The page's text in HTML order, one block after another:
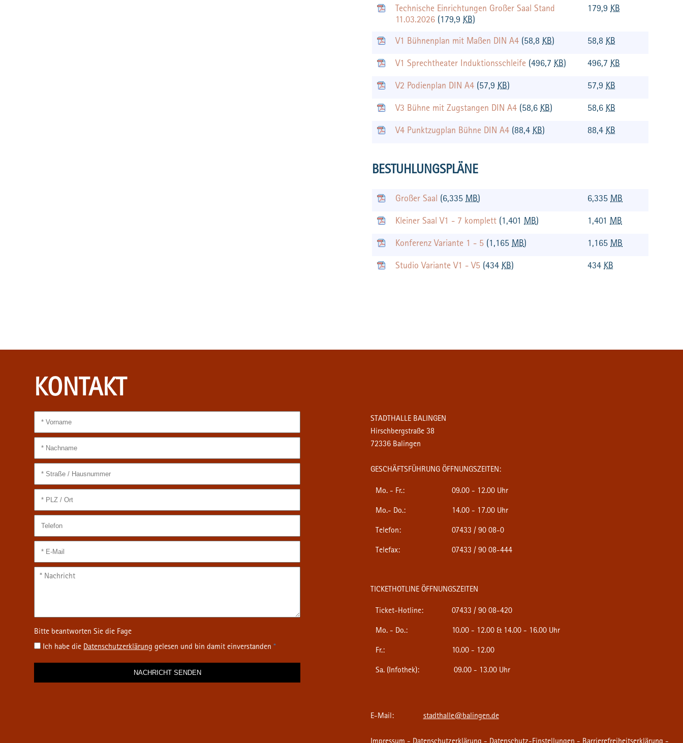
Technische Einrichtungen Großer Saal Stand
11.03.2026 (179,9KB)
179,9KB
V1 Bühnenplan mit Maßen DIN A4 (58,8KB) 58,8KB
V1 Sprechtheater Induktionsschleife (496,7KB) 496,7KB
V2 Podienplan DIN A4 (57,9KB) 57,9KB
V3 Bühne mit Zugstangen DIN A4 (58,6KB) 58,6KB
V4 Punktzugplan Bühne DIN A4 (88,4KB) 88,4KB
BESTUHLUNGSPLÄNE
Großer Saal (6,335MB) 6,335MB
Kleiner Saal V1 - 7 komplett (1,401MB) 1,401MB
Konferenz Variante 1 - 5 (1,165MB) 1,165MB
Studio Variante V1 - V5 (434KB) 434KB
KONTAKT
Ich habe die Datenschutz­erklärung gelesen und bin damit einverstanden*
STADTHALLE BALINGEN
Hirschbergstraße 38
72336 Balingen
GESCHÄFTSFÜHRUNG ÖFFNUNGSZEITEN:
Mo. - Fr.: 09.00 - 12.00 Uhr
Mo.- Do.: 14.00 - 17.00 Uhr
Telefon: 07433 / 90 08-0
Telefax: 07433 / 90 08-444
TICKETHOTLINE ÖFFNUNGSZEITEN
Ticket-Hotline: 07433 / 90 08-420
Mo. - Do.: 10.00 - 12.00 & 14.00 - 16.00 Uhr
Fr.: 10.00 - 12.00
Sa. (Infothek): 09.00 - 13.00 Uhr
E-Mail: stadthalle@balingen.de